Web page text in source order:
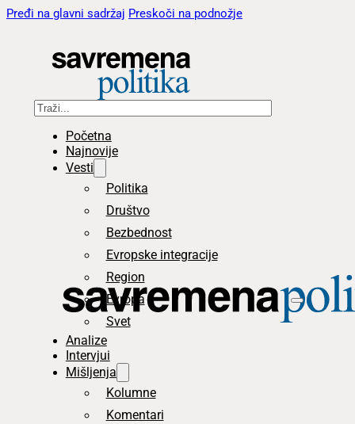
Pređi na glavni sadržaj Preskoči na podnožje
Pretraga
Početna
Najnovije
Vesti
Politika
Društvo
Bezbednost
Evropske integracije
Region
Evropa
Svet
Analize
Intervjui
Mišljenja
Kolumne
Komentari